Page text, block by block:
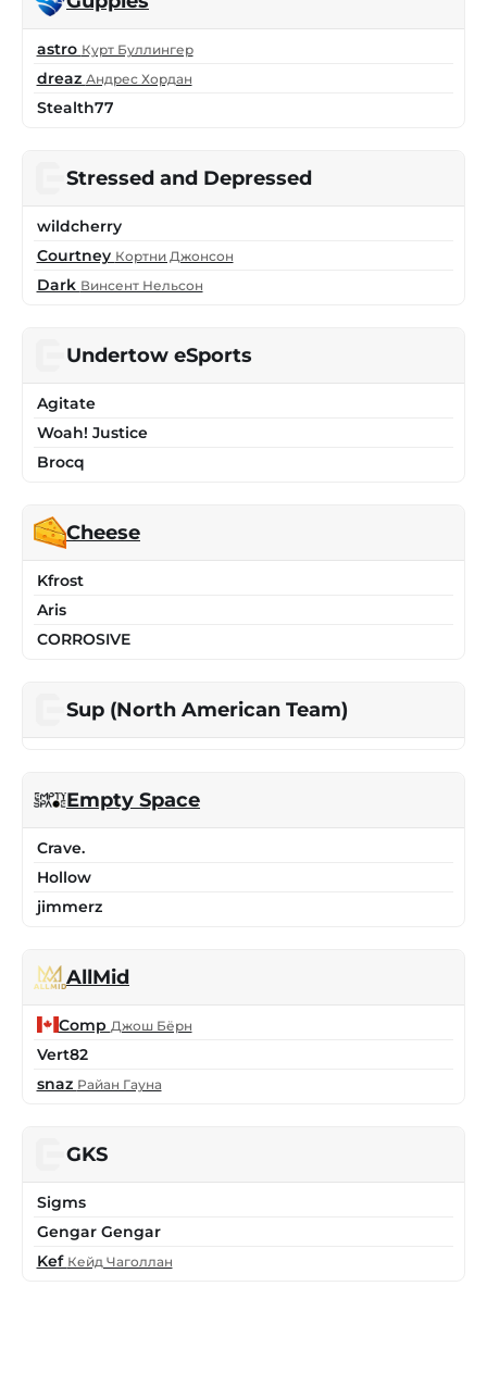
astro Курт Буллингер
dreaz Андрес Хордан
Stealth77
Stressed and Depressed
wildcherry
Courtney Кортни Джонсон
Dark Винсент Нельсон
Undertow eSports
Agitate
Woah! Justice
Brocq
Cheese
Kfrost
Aris
CORROSIVE
Sup (North American Team)
Empty Space
Crave.
Hollow
jimmerz
AllMid
Comp Джош Бёрн
Vert82
snaz Райан Гауна
GKS
Sigms
Gengar Gengar
Kef Кейд Чаголлан